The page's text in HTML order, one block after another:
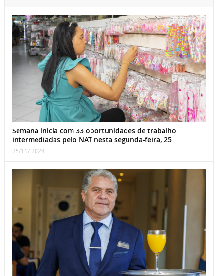
Semana inicia com 33 oportunidades de trabalho
intermediadas pelo NAT nesta segunda-feira, 25
25/11/ 2024